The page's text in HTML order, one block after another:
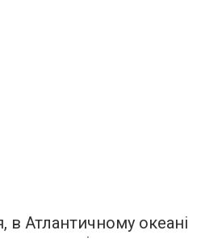
в Атлантичному океані